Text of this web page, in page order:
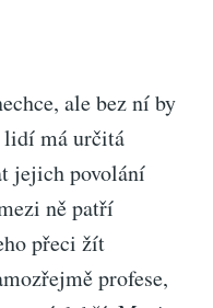
ale bez ní by
lidí má určitá
jejich povolání
ně patří
přeci žít
profese,